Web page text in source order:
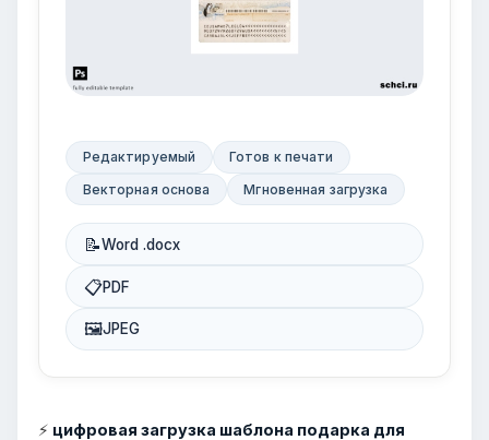
Редактируемый
Готов к печати
Векторная основа
Мгновенная загрузка
📝Word .docx
📋PDF
🖼JPEG
⚡ цифровая загрузка шаблона подарка для